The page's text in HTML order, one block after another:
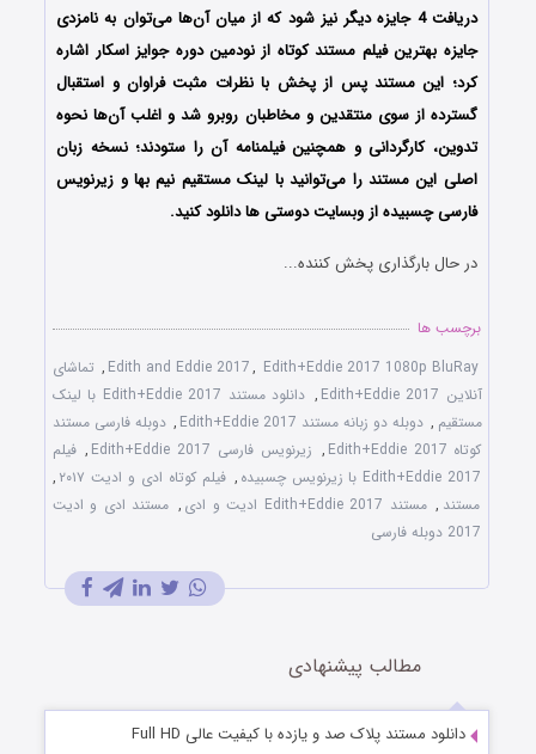
دریافت 4 جایزه دیگر نیز شود که از میان آن‌ها می‌توان به نامزدی
جایزه بهترین فیلم مستند کوتاه از نودمین دوره جوایز اسکار اشاره
کرد؛ این مستند پس از پخش با نظرات مثبت فراوان و استقبال
گسترده از سوی منتقدین و مخاطبان روبرو شد و اغلب آن‌ها نحوه
تدوین، کارگردانی و همچنین فیلمنامه آن را ستودند؛ نسخه زبان
اصلی این مستند را می‌توانید با لینک مستقیم نیم بها و زیرنویس
فارسی چسبیده از وبسایت دوستی ها دانلود کنید.
در حال بارگذاری پخش کننده...
برچسب ها
Edith and Eddie 2017, Edith+Eddie 2017 1080p BluRay
, تماشای
آنلاین Edith+Eddie 2017
,
دانلود مستند Edith+Eddie 2017 با لینک
مستقیم , دوبله دو زبانه مستند Edith+Eddie 2017 , دوبله فارسی مستند
کوتاه Edith+Eddie 2017
, زیرنویس فارسی Edith+Eddie 2017 , فیلم
Edith+Eddie 2017 با زیرنویس چسبیده
, فیلم کوتاه ادی و ادیت ۲۰۱۷
,
مستند , مستند Edith+Eddie 2017 ادیت و ادی , مستند ادی و ادیت
2017 دوبله فارسی
مطالب پیشنهادی
دانلود مستند پلاک صد و یازده با کیفیت عالی Full HD